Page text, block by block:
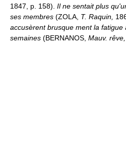
1847, p. 158). Il ne sentait plus
ses membres (ZOLA, T. Raquin,
accusèrent brusque ment la fatigue
semaines (BERNANOS, Mauv. rêve,